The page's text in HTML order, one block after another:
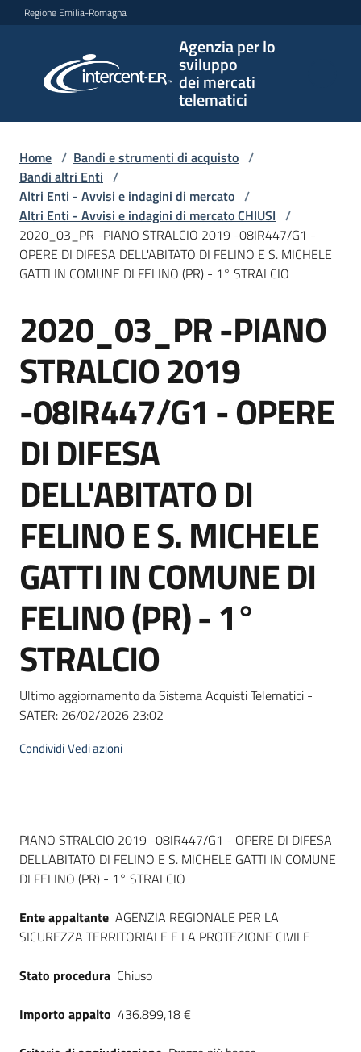
Vai al contenuto
Vai alla navigazione
Vai al footer
Regione Emilia-Romagna
Agenzia per lo
sviluppo
dei mercati
telematici
per lo
sviluppo
telematici
L'Agenzia
e
strumenti
acquisto
Supporto
Piattaforme
telematiche
English
site
su
Home / Bandi e strumenti di acquisto /
Bandi altri Enti /
Altri Enti - Avvisi e indagini di mercato /
Altri Enti - Avvisi e indagini di mercato CHIUSI /
2020_03_PR -PIANO STRALCIO 2019 -08IR447/G1 -
OPERE DI DIFESA DELL'ABITATO DI FELINO E S. MICHELE
GATTI IN COMUNE DI FELINO (PR) - 1° STRALCIO
Salta al contenuto
2020_03_PR -PIANO
STRALCIO 2019
-08IR447/G1 - OPERE
DI DIFESA
DELL'ABITATO DI
FELINO E S. MICHELE
GATTI IN COMUNE DI
FELINO (PR) - 1°
STRALCIO
Ultimo aggiornamento da Sistema Acquisti Telematici -
SATER: 26/02/2026 23:02
CondividiVedi azioni
Dati del bando
PIANO STRALCIO 2019 -08IR447/G1 - OPERE DI DIFESA
DELL'ABITATO DI FELINO E S. MICHELE GATTI IN COMUNE
DI FELINO (PR) - 1° STRALCIO
Ente appaltante AGENZIA REGIONALE PER LA
SICUREZZA TERRITORIALE E LA PROTEZIONE CIVILE
Stato procedura Chiuso
Importo appalto 436.899,18 €